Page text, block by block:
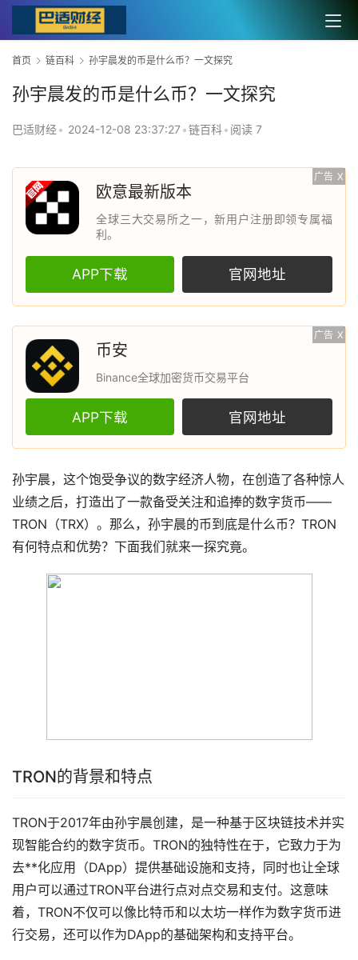
首页 链百科 孙宇晨发的币是什么币？一文探究
孙宇晨发的币是什么币？一文探究
巴适财经• 2024-12-08 23:37:27 •链百科• 阅读 7
广告 X
欧意最新版本
全球三大交易所之一，新用户注册即领专属福
利。
APP下载 官网地址
广告 X
币安
Binance全球加密货币交易平台
APP下载 官网地址
孙宇晨，这个饱受争议的数字经济人物，在创造了各种惊人
业绩之后，打造出了一款备受关注和追捧的数字货币——
TRON（TRX）。那么，孙宇晨的币到底是什么币？TRON
有何特点和优势？下面我们就来一探究竟。
TRON的背景和特点
TRON于2017年由孙宇晨创建，是一种基于区块链技术并实
现智能合约的数字货币。TRON的独特性在于，它致力于为
去**化应用（DApp）提供基础设施和支持，同时也让全球
用户可以通过TRON平台进行点对点交易和支付。这意味
着，TRON不仅可以像比特币和以太坊一样作为数字货币进
行交易，还可以作为DApp的基础架构和支持平台。